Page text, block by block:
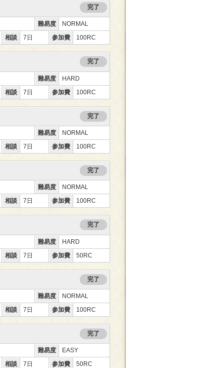
完了
難易度
NORMAL
相談 7日 参加費 100RC
完了
難易度
HARD
相談 7日 参加費 100RC
完了
難易度
NORMAL
相談 7日 参加費 100RC
完了
難易度
NORMAL
相談 7日 参加費 100RC
完了
難易度
HARD
相談 7日 参加費 50RC
完了
難易度
NORMAL
相談 7日 参加費 100RC
完了
難易度
EASY
相談 7日 参加費 50RC